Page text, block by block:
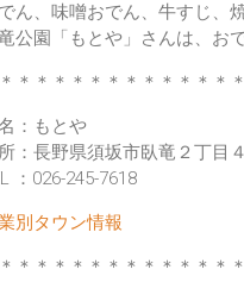
ん、味噌おでん、牛すじ、
公園「もとや」さんは、お
＊＊＊＊＊＊＊＊＊＊＊＊
：もとや
：長野県須坂市臥竜２丁目
：026-245-7618
別タウン情報
＊＊＊＊＊＊＊＊＊＊＊＊